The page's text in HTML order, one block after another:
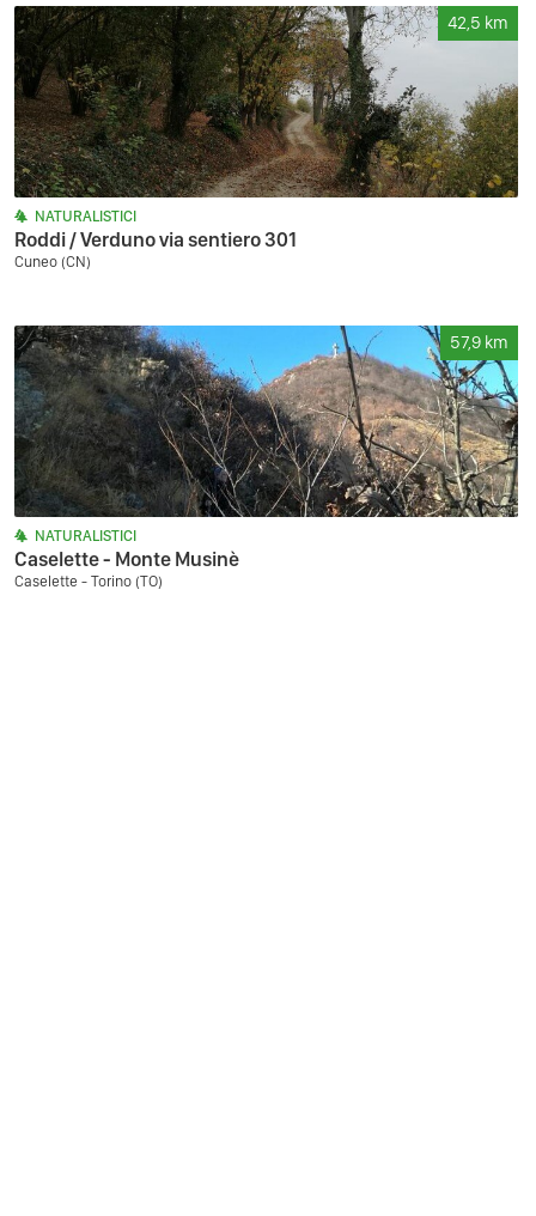
42,5 km
NATURALISTICI
Roddi / Verduno via sentiero 301
Cuneo (CN)
57,9 km
NATURALISTICI
Caselette - Monte Musinè
Caselette - Torino (TO)